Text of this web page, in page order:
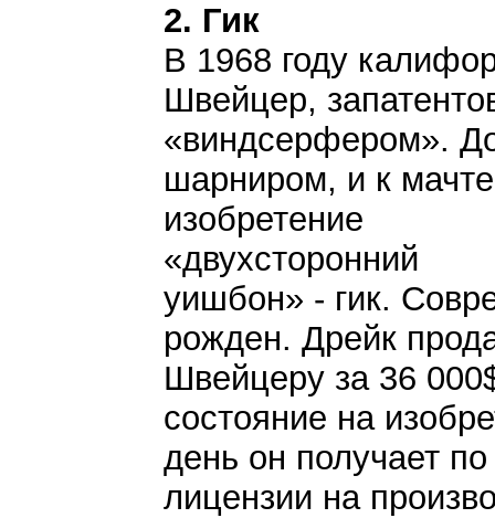
2. Гик
В 1968 году
Швейцер,
«виндсерфером».
шарниром, и к
изобретение
«двухсторонний
уишбон» - гик.
рожден. Дрейк
Швейцеру за 36
состояние на
день он получает
лицензии на